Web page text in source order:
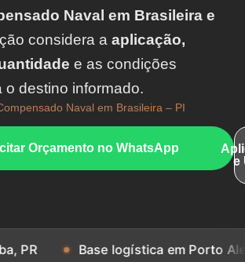
Naval em Brasileira e
considera a aplicação,
e as condições
o destino informado.
Naval em Brasileira – PI
Orçamento no WhatsApp
e
Base logística em Porto Alegre, RS